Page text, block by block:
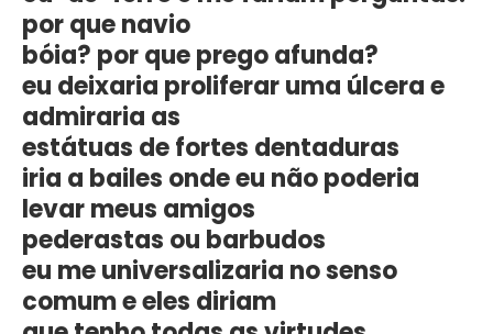
por que navio
bóia? por que prego afunda?
eu deixaria proliferar uma úlcera e
admiraria as
estátuas de fortes dentaduras
iria a bailes onde eu não poderia
levar meus amigos
pederastas ou barbudos
eu me universalizaria no senso
comum e eles diriam